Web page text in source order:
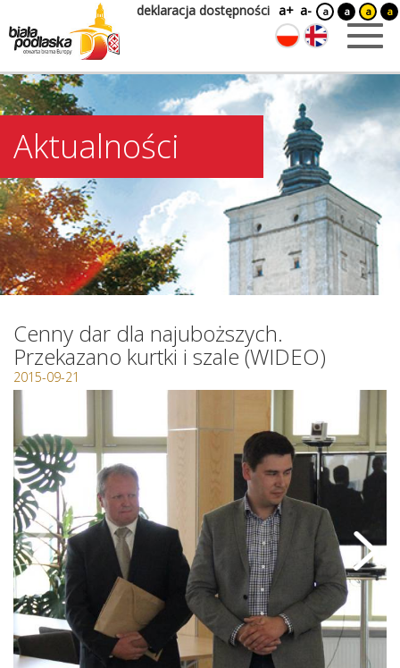
deklaracja dostępności a+ a- a a a a
Aktualności
Cenny dar dla najuboższych.
Przekazano kurtki i szale (WIDEO)
2015-09-21